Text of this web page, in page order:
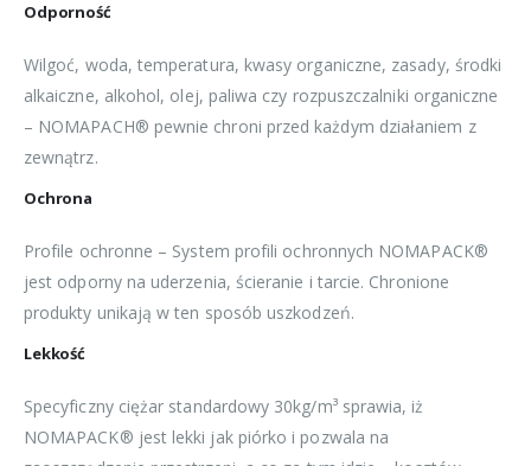
Odporność
Wilgoć, woda, temperatura, kwasy organiczne, zasady, środki
alkaiczne, alkohol, olej, paliwa czy rozpuszczalniki organiczne
– NOMAPACH® pewnie chroni przed każdym działaniem z
zewnątrz.
Ochrona
Profile ochronne – System profili ochronnych NOMAPACK®
jest odporny na uderzenia, ścieranie i tarcie. Chronione
produkty unikają w ten sposób uszkodzeń.
Lekkość
Specyficzny ciężar standardowy 30kg/m³ sprawia, iż
NOMAPACK® jest lekki jak piórko i pozwala na